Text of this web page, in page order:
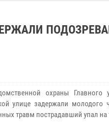
охраны Главного
улице задержали молодого
травм пострадавший упал на